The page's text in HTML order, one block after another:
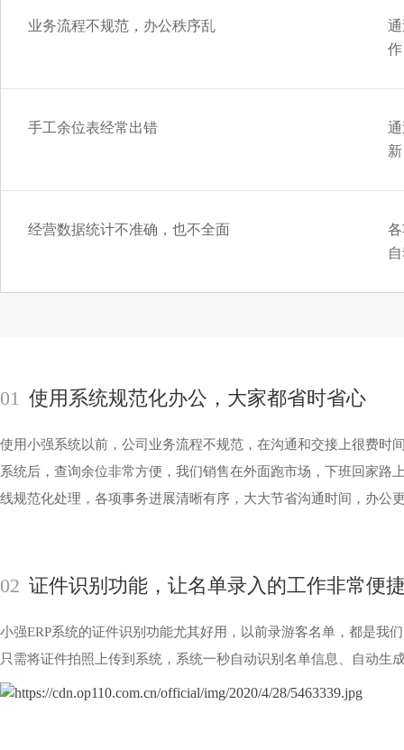
业务流程不规范，办公秩序乱
手工余位表经常出错
新
经营数据统计不准确，也不全面
01 使用系统规范化办公，大家都省时省心
使用小强系统以前，公司业务流程不规范，在沟通和交接上很费
系统后， 查询余位非常方便，我们销售在外面跑市场，下班回家路
线规范化处理，各项事务进展清晰有序，大大节省沟通时间，办公
02 证件识别功能，让名单录入的工作非常便
小强ERP系统的证件识别功能尤其好用，以前录游客名单，都是我
只需将证件拍照上传到系统，系统一秒自动识别名单信息、自动